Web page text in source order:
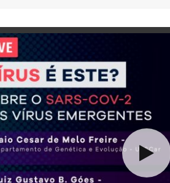
COM OS MOINHOS DE VENTO